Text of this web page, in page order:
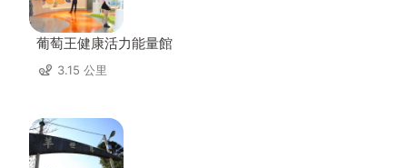
葡萄王健康活力能量館
3.15 公里